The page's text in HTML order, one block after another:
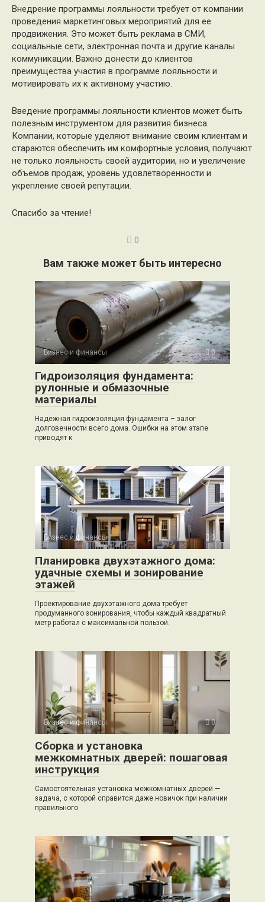
Внедрение программы лояльности требует от компании
проведения маркетинговых мероприятий для ее
продвижения. Это может быть реклама в СМИ,
социальные сети, электронная почта и другие каналы
коммуникации. Важно донести до клиентов
преимущества участия в программе лояльности и
мотивировать их к активному участию.
Введение программы лояльности клиентов может быть
полезным инструментом для развития бизнеса.
Компании, которые уделяют внимание своим клиентам и
стараются обеспечить им комфортные условия, получают
не только лояльность своей аудитории, но и увеличение
объемов продаж, уровень удовлетворенности и
укрепление своей репутации.
Спасибо за чтение!
0
Вам также может быть интересно
Бизнес и финансы 0
Гидроизоляция фундамента:
рулонные и обмазочные
материалы
Надёжная гидроизоляция фундамента – залог
долговечности всего дома. Ошибки на этом этапе
приводят к
Бизнес и финансы 0
Планировка двухэтажного дома:
удачные схемы и зонирование
этажей
Проектирование двухэтажного дома требует
продуманного зонирования, чтобы каждый квадратный
метр работал с максимальной пользой.
Бизнес и финансы 0
Сборка и установка
межкомнатных дверей: пошаговая
инструкция
Самостоятельная установка межкомнатных дверей —
задача, с которой справится даже новичок при наличии
правильного